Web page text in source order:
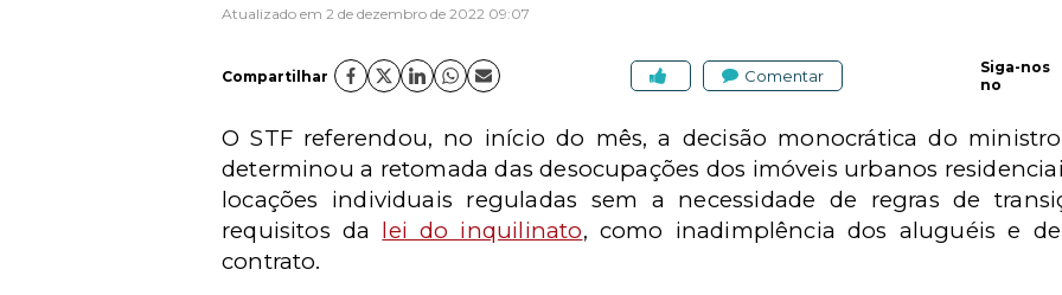
Atualizado em 2 de dezembro de 2022 09:07
Compartilhar Comentar
Siga-nos
no
O STF referendou, no início do mês, a decisão monocrática do
determinou a retomada das desocupações dos imóveis urbanos
locações individuais reguladas sem a necessidade de regras de
requisitos da lei do inquilinato, como inadimplência dos aluguéis e
contrato.